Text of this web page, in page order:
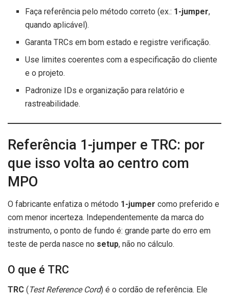
Faça referência pelo método correto (ex.: 1-jumper,
quando aplicável).
Garanta TRCs em bom estado e registre verificação.
Use limites coerentes com a especificação do cliente
e o projeto.
Padronize IDs e organização para relatório e
rastreabilidade.
Referência 1-jumper e TRC: por
que isso volta ao centro com
MPO
O fabricante enfatiza o método 1-jumper como preferido e
com menor incerteza. Independentemente da marca do
instrumento, o ponto de fundo é: grande parte do erro em
teste de perda nasce no setup, não no cálculo.
O que é TRC
TRC (Test Reference Cord) é o cordão de referência. Ele